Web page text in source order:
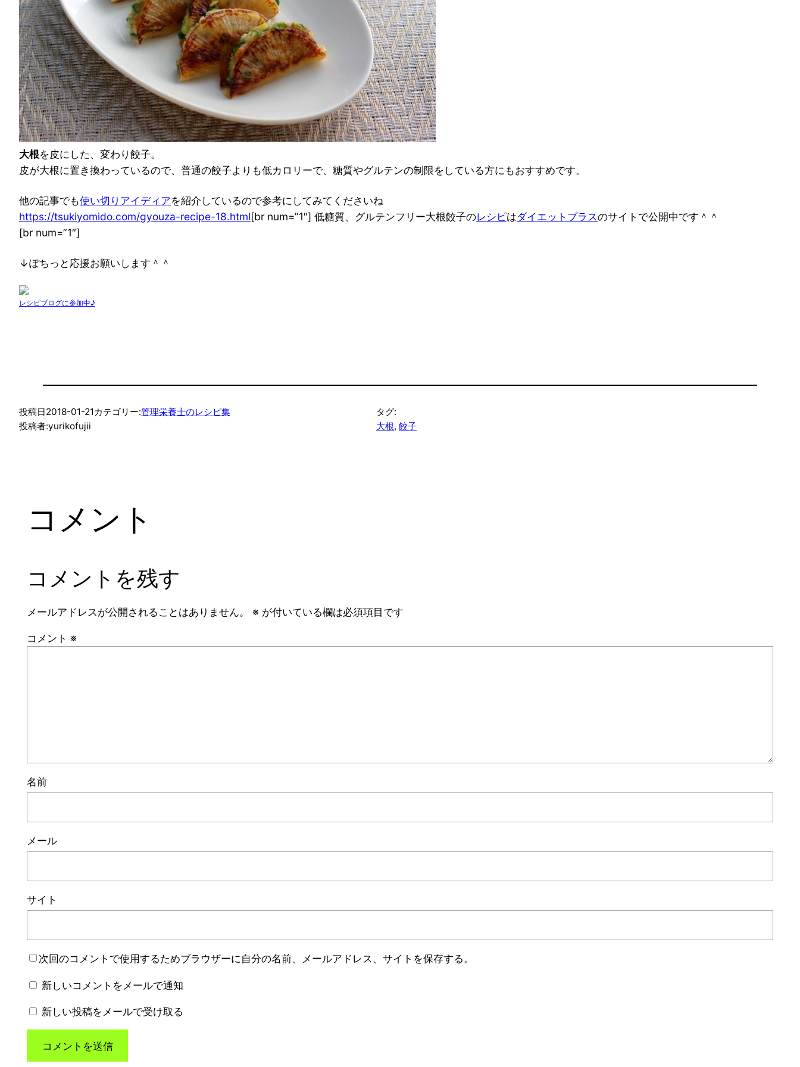
大根を皮にした、変わり餃子。
皮が大根に置き換わっているので、普通の餃子よりも低カロリーで、 糖質やグルテンの制限をしている方にもおすすめです。
他の記事でも使い切りアイディアを紹介しているので参考にしてみてくださいね
https://tsukiyomido.com/gyouza-recipe-18.html[br num=”1″] 低糖質、グルテンフリー大根餃子のレシピはダイエットプラスのサイトで公開中です＾＾
[br num=”1″]
↓ぽちっと応援お願いします＾＾
レシピブログに参加中♪
投稿日2018-01-21 カテゴリー:管理栄養士のレシピ集
投稿者:yurikofujii
タグ:
大根, 餃子
コメント
コメントを残す
メールアドレスが公開されることはありません。 ※ が付いている欄は必須項目です
コメント ※
名前
メール
サイト
次回のコメントで使用するためブラウザーに自分の名前、メールアドレス、サイトを保存する。
新しいコメントをメールで通知
新しい投稿をメールで受け取る